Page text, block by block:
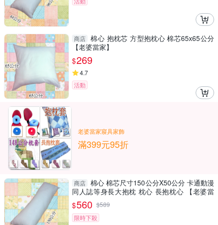
商店 棉心 抱枕芯 方型抱枕心 棉芯65x65公分
【老婆當家】
$269
4.7
活動
老婆當家寢具家飾
滿399元95折
商店 棉心 棉芯尺寸150公分X50公分 卡通動漫
同人誌等身長大抱枕 枕心 長抱枕心 【老婆當
家】
$560 $589
限時下殺